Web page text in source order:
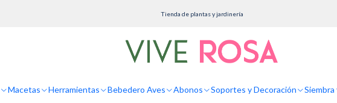
Macetas Herramientas Bebedero Aves Abonos Soportes y Decoración
Tienda de plantas y jardinería
Guantes de Jardinería x2 pares Verde más garras pala
Guantes de